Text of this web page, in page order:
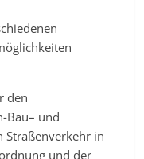
den
Bau– und
Straßenverkehr in
und der